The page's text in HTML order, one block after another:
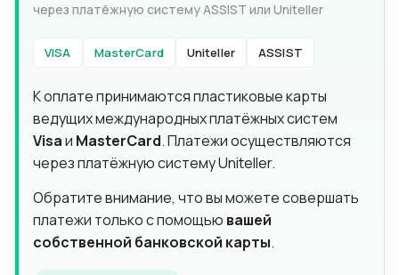
через платёжную систему ASSIST или Uniteller
VISA MasterCard Uniteller ASSIST
К оплате принимаются пластиковые карты
ведущих международных платёжных систем
Visaи MasterCard. Платежи осуществляются
через платёжную систему Uniteller.
Обратите внимание, что вы можете совершать
платежи только с помощью вашей
собственной банковской карты.